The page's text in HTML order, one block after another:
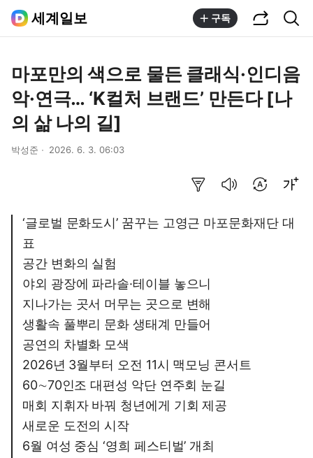
세계일보 구독
마포만의 색으로 물든 클래식·인디음
악·연극… ‘K컬처 브랜드’ 만든다 [나
의 삶 나의 길]
박성준 2026. 6. 3. 06:03
‘글로벌 문화도시’ 꿈꾸는 고영근 마포문화재단 대
표
공간 변화의 실험
야외 광장에 파라솔·테이블 놓으니
지나가는 곳서 머무는 곳으로 변해
생활속 풀뿌리 문화 생태계 만들어
공연의 차별화 모색
2026년 3월부터 오전 11시 맥모닝 콘서트
60∼70인조 대편성 악단 연주회 눈길
매회 지휘자 바꿔 청년에게 기회 제공
새로운 도전의 시작
6월 여성 중심 ‘영희 페스티벌’ 개최